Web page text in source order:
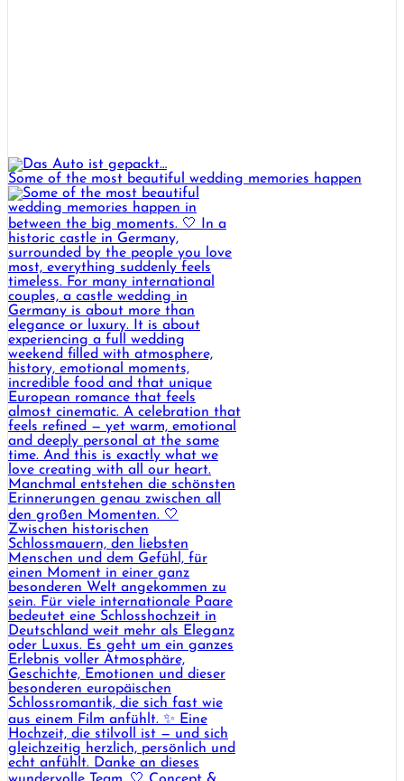
Some of the most beautiful wedding memories happen